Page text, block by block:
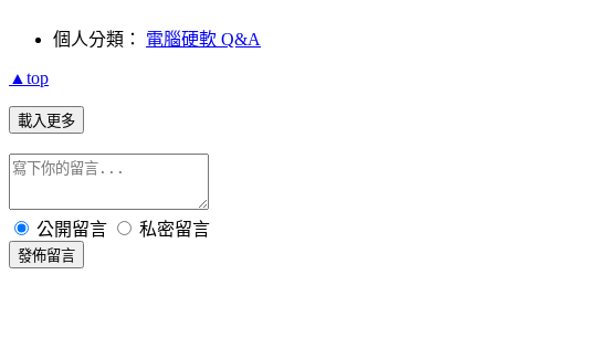
個人分類： 電腦硬軟 Q&A
▲top
載入更多
公開留言 私密留言
發佈留言